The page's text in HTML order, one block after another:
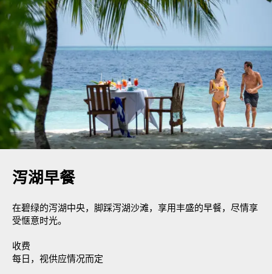
泻湖早餐
在碧绿的泻湖中央，脚踩泻湖沙滩，享用丰盛的早餐，尽情享
受惬意时光。
收费
每日，视供应情况而定